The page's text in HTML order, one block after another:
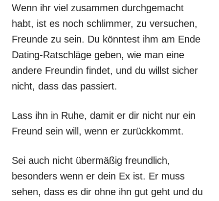
Wenn ihr viel zusammen durchgemacht
habt, ist es noch schlimmer, zu versuchen,
Freunde zu sein. Du könntest ihm am Ende
Dating-Ratschläge geben, wie man eine
andere Freundin findet, und du willst sicher
nicht, dass das passiert.
Lass ihn in Ruhe, damit er dir nicht nur ein
Freund sein will, wenn er zurückkommt.
Sei auch nicht übermäßig freundlich,
besonders wenn er dein Ex ist. Er muss
sehen, dass es dir ohne ihn gut geht und du